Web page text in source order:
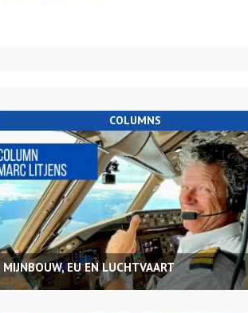
COLUMNS
MIJNBOUW, EU EN LUCHTVAART